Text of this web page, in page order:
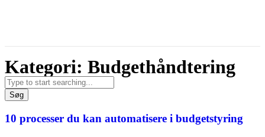
Kategori: Budgethåndtering
Søg
10 processer du kan automatisere i budgetstyring